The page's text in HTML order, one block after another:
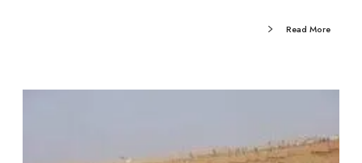
Read More